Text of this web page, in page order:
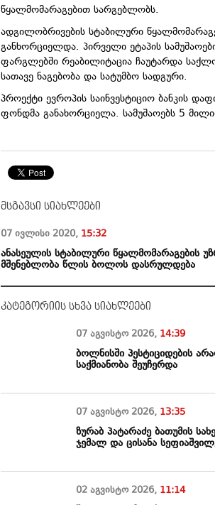
წყალმომარაგებით სარგებლობს.
ადგილობრივების სტაბილური
განხორციელდა. პირველი ეტაპის
ფარგლებში რეაბილიტაცია ჩაუტარდა
სათავე ნაგებობა და სატუმბო სადგური.
პროექტი ევროპის საინვესტიციო ბანკის
ფონდმა განახორციელა. სამუშაოებს 5
მსგავსი სიახლეები
07 ივლისი 2020, 15:32
ანასეულის სტაბილური წყალმომარაგების
მშენებლობა წლის ბოლოს დასრულდება
კატეგორიის სხვა სიახლეები
07 აგვისტო 2026, 14:39
ბოლნისში პესტიციდების
საქმიანობა შეუჩერდა
07 აგვისტო 2026, 13:35
ზურაბ პატარაძე ბათუმის
ჯემალ და ცისანა
02 აგვისტო 2026, 11:14